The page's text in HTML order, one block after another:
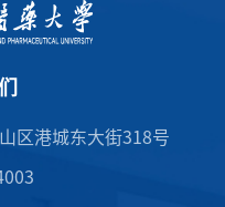
区港城东大街318号